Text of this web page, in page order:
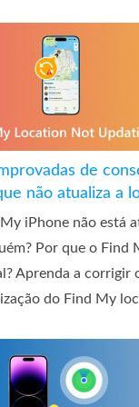
de
não atualiza a
iPhone não está
Por que o Find
Aprenda a corrigir
do Find My